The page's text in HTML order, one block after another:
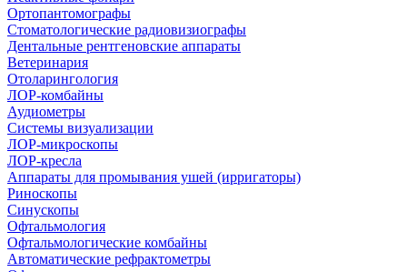
Ортопантомографы
Стоматологические радиовизиографы
Дентальные рентгеновские аппараты
Ветеринария
Отоларингология
ЛОР-комбайны
Аудиометры
Системы визуализации
ЛОР-микроскопы
ЛОР-кресла
Аппараты для промывания ушей (ирригаторы)
Риноскопы
Синускопы
Офтальмология
Офтальмологические комбайны
Автоматические рефрактометры